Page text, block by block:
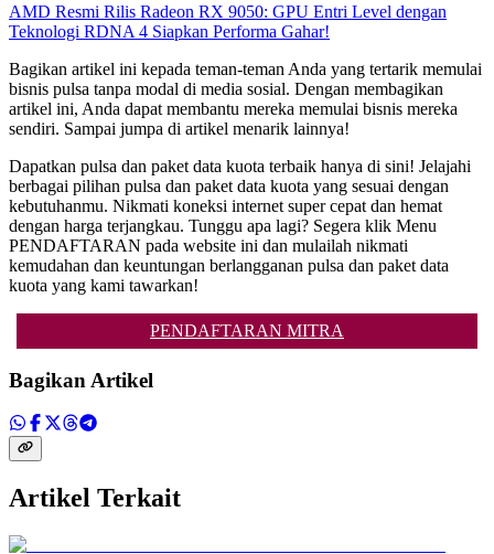
AMD Resmi Rilis Radeon RX 9050: GPU Entri Level dengan
Teknologi RDNA 4 Siapkan Performa Gahar!
Bagikan artikel ini kepada teman-teman Anda yang tertarik memulai
bisnis pulsa tanpa modal di media sosial. Dengan membagikan
artikel ini, Anda dapat membantu mereka memulai bisnis mereka
sendiri. Sampai jumpa di artikel menarik lainnya!
Dapatkan pulsa dan paket data kuota terbaik hanya di sini! Jelajahi
berbagai pilihan pulsa dan paket data kuota yang sesuai dengan
kebutuhanmu. Nikmati koneksi internet super cepat dan hemat
dengan harga terjangkau. Tunggu apa lagi? Segera klik Menu
PENDAFTARAN pada website ini dan mulailah nikmati
kemudahan dan keuntungan berlangganan pulsa dan paket data
kuota yang kami tawarkan!
PENDAFTARAN MITRA
Bagikan Artikel
Artikel Terkait